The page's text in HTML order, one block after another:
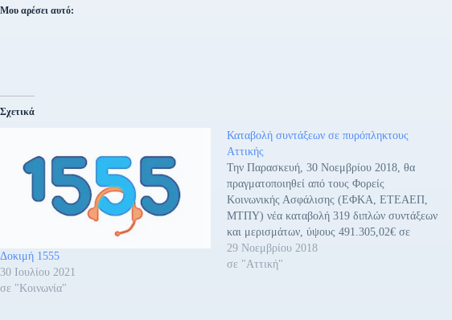
Μου αρέσει αυτό:
Σχετικά
Δοκιμή 1555
30 Ιουλίου 2021
σε "Κοινωνία"
Καταβολή συντάξεων σε πυρόπληκτους
Αττικής
Την Παρασκευή, 30 Νοεμβρίου 2018, θα
πραγματοποιηθεί από τους Φορείς
Κοινωνικής Ασφάλισης (ΕΦΚΑ, ΕΤΕΑΕΠ,
ΜΤΠΥ) νέα καταβολή 319 διπλών συντάξεων
και μερισμάτων, ύψους 491.305,02€ σε
δικαιούχους συνταξιούχους, βάσει αιτήσεων,
στις περιοχές που επλήγησαν από τις
29 Νοεμβρίου 2018
σε "Αττική"